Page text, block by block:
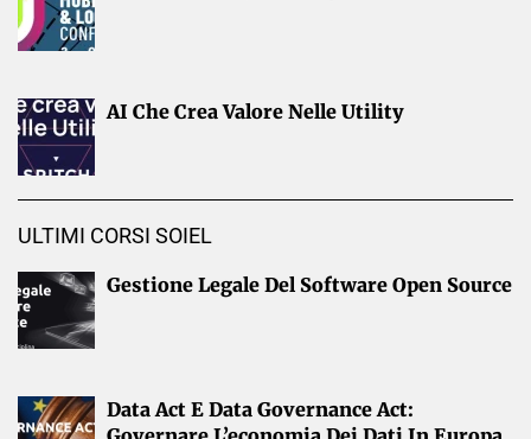
AI Che Crea Valore Nelle Utility
ULTIMI CORSI SOIEL
Gestione Legale Del Software Open Source
Data Act E Data Governance Act: